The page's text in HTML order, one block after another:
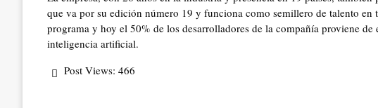
que va por su edición número 19 y funciona como semillero de talento en
programa y hoy el 50% de los desarrolladores de la compañía proviene de
inteligencia artificial.
Post Views: 466